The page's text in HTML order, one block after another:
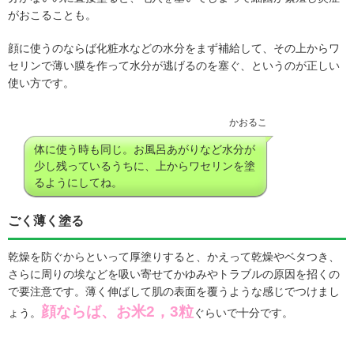
がおこることも。
顔に使うのならば化粧水などの水分をまず補給して、その上からワ
セリンで薄い膜を作って水分が逃げるのを塞ぐ、というのが正しい
使い方です。
かおるこ
体に使う時も同じ。お風呂あがりなど水分が
少し残っているうちに、上からワセリンを塗
るようにしてね。
ごく薄く塗る
乾燥を防ぐからといって厚塗りすると、かえって乾燥やベタつき、
さらに周りの埃などを吸い寄せてかゆみやトラブルの原因を招くの
で要注意です。薄く伸ばして肌の表面を覆うような感じでつけまし
ょう。 顔ならば、お米2，3粒ぐらいで十分です。